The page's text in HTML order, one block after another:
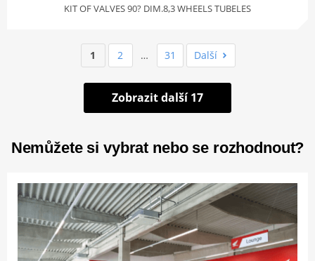
KIT OF VALVES 90? DIM.8,3 WHEELS TUBELES
1 2 … 31 Další
Zobrazit další 17
Nemůžete si vybrat nebo se rozhodnout?